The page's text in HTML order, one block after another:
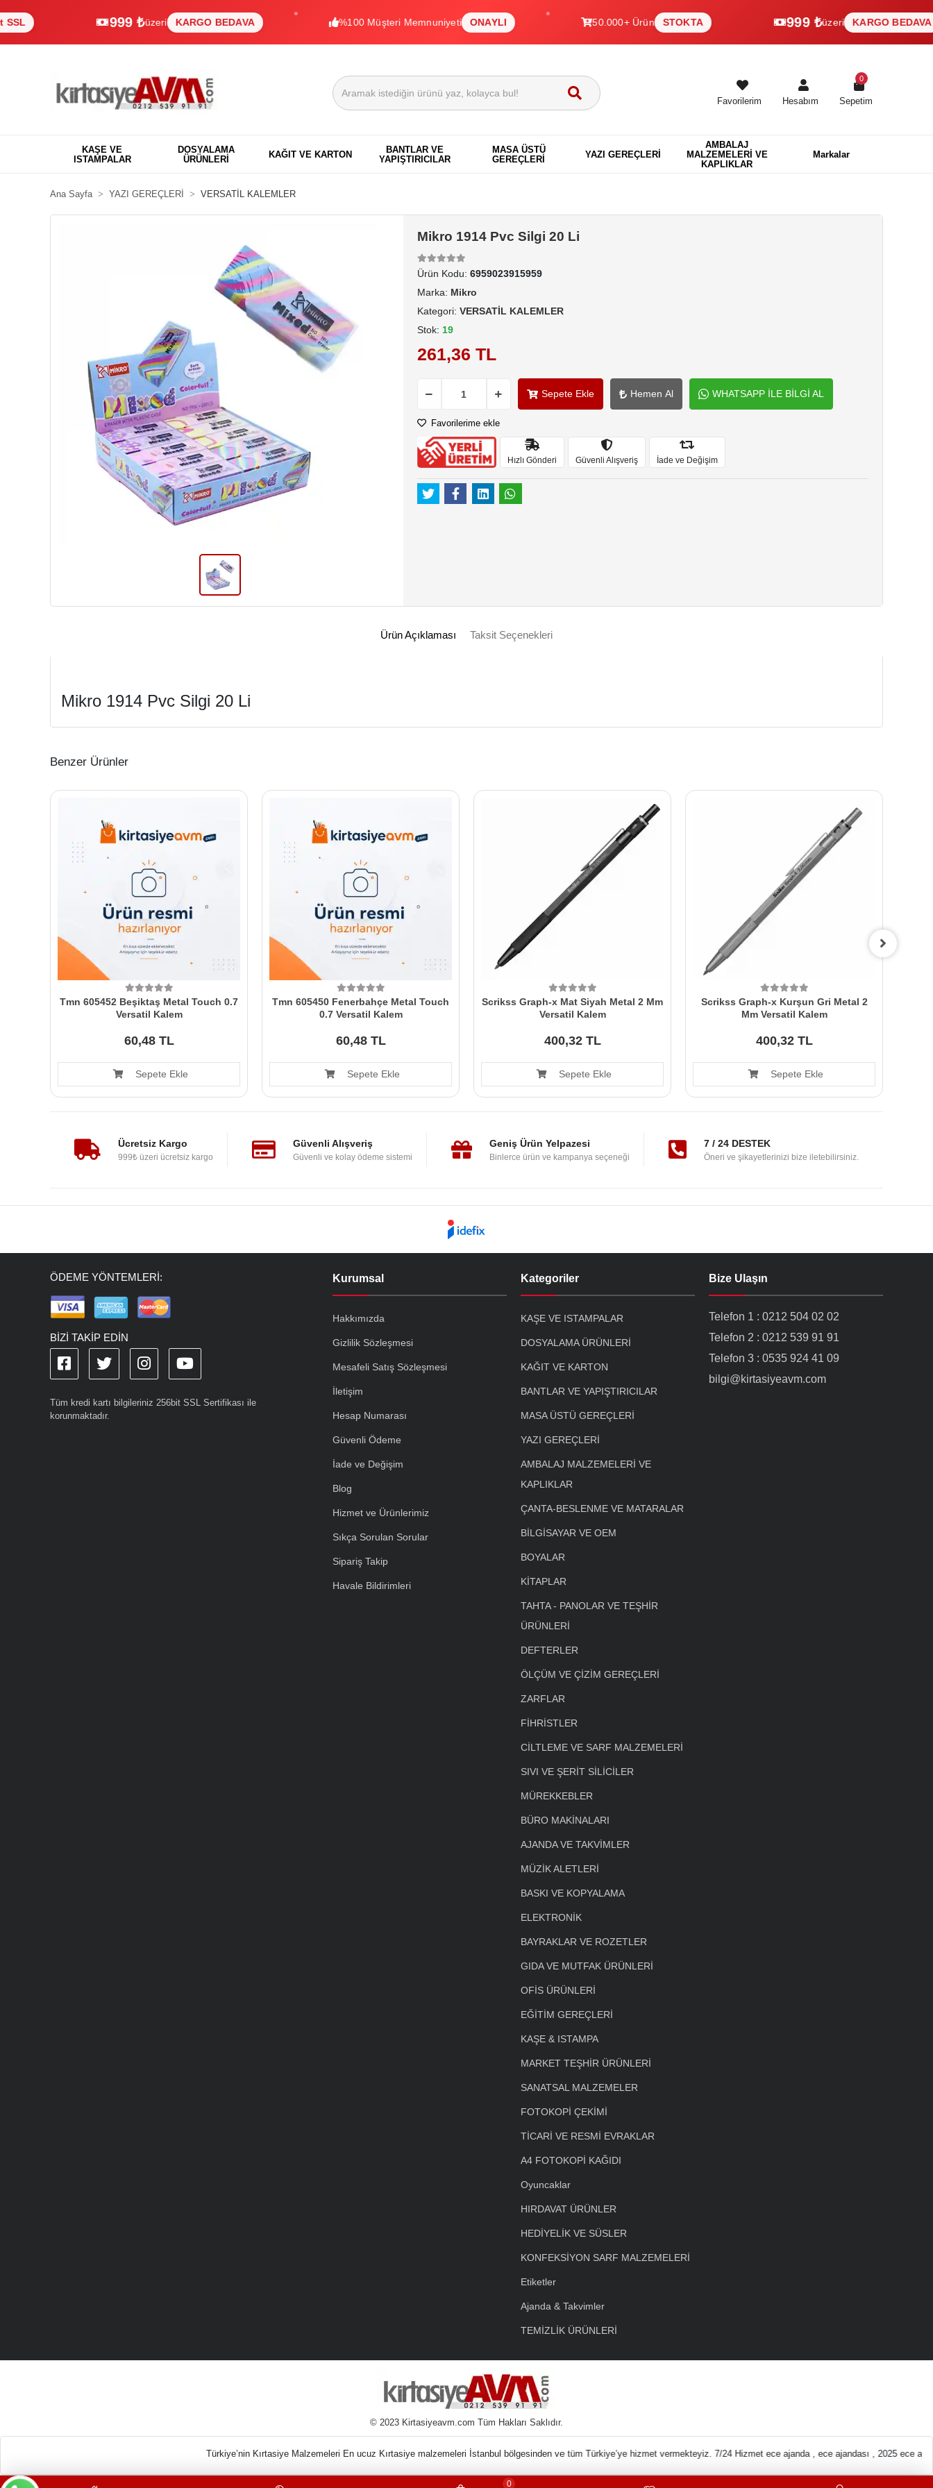
999 ₺üzeri KARGO BEDAVA %100 Müşteri Memnuniyeti ONAYLI 50.000+ Ürün STOKTA 999 ₺üzeri KARGO BEDAVA
Favorilerim Hesabım Sepetim
0
KAŞE VE
ISTAMPALAR
DOSYALAMA
ÜRÜNLERİ
KAĞIT VE KARTON
BANTLAR VE
YAPIŞTIRICILAR
MASA ÜSTÜ
GEREÇLERİ
YAZI GEREÇLERİ
AMBALAJ
MALZEMELERİ VE
KAPLIKLAR
Markalar
Ana Sayfa YAZI GEREÇLERİ VERSATİL KALEMLER
Mikro 1914 Pvc Silgi 20 Li
Ürün Kodu: 6959023915959
Marka: Mikro
Kategori: VERSATİL KALEMLER
Stok: 19
261,36 TL
Sepete Ekle Hemen Al WHATSAPP İLE BİLGİ AL
Favorilerime ekle
Hızlı Gönderi Güvenli Alışveriş İade ve Değişim
Ürün Açıklaması Taksit Seçenekleri
Mikro 1914 Pvc Silgi 20 Li
Benzer Ürünler
Tmn 605452 Beşiktaş Metal Touch 0.7
Versatil Kalem
60,48 TL
Sepete Ekle
Tmn 605450 Fenerbahçe Metal Touch
0.7 Versatil Kalem
60,48 TL
Sepete Ekle
Scrikss Graph-x Mat Siyah Metal 2 Mm
Versatil Kalem
400,32 TL
Sepete Ekle
Scrikss Graph-x Kurşun Gri Metal 2
Mm Versatil Kalem
400,32 TL
Sepete Ekle
Ücretsiz Kargo
999₺ üzeri ücretsiz kargo
Güvenli Alışveriş
Güvenli ve kolay ödeme sistemi
Geniş Ürün Yelpazesi
Binlerce ürün ve kampanya seçeneği
7 / 24 DESTEK
Öneri ve şikayetlerinizi bize iletebilirsiniz.
ÖDEME YÖNTEMLERİ:
BİZİ TAKİP EDİN
Tüm kredi kartı bilgileriniz 256bit SSL Sertifikası ile
korunmaktadır.
Kurumsal
Hakkımızda
Gizlilik Sözleşmesi
Mesafeli Satış Sözleşmesi
İletişim
Hesap Numarası
Güvenli Ödeme
İade ve Değişim
Blog
Hizmet ve Ürünlerimiz
Sıkça Sorulan Sorular
Sipariş Takip
Havale Bildirimleri
Kategoriler
KAŞE VE ISTAMPALAR
DOSYALAMA ÜRÜNLERİ
KAĞIT VE KARTON
BANTLAR VE YAPIŞTIRICILAR
MASA ÜSTÜ GEREÇLERİ
YAZI GEREÇLERİ
AMBALAJ MALZEMELERİ VE
KAPLIKLAR
ÇANTA-BESLENME VE MATARALAR
BİLGİSAYAR VE OEM
BOYALAR
KİTAPLAR
TAHTA - PANOLAR VE TEŞHİR
ÜRÜNLERİ
DEFTERLER
ÖLÇÜM VE ÇİZİM GEREÇLERİ
ZARFLAR
FİHRİSTLER
CİLTLEME VE SARF MALZEMELERİ
SIVI VE ŞERİT SİLİCİLER
MÜREKKEBLER
BÜRO MAKİNALARI
AJANDA VE TAKVİMLER
MÜZİK ALETLERİ
BASKI VE KOPYALAMA
ELEKTRONİK
BAYRAKLAR VE ROZETLER
GIDA VE MUTFAK ÜRÜNLERİ
OFİS ÜRÜNLERİ
EĞİTİM GEREÇLERİ
KAŞE & ISTAMPA
MARKET TEŞHİR ÜRÜNLERİ
SANATSAL MALZEMELER
FOTOKOPİ ÇEKİMİ
TİCARİ VE RESMİ EVRAKLAR
A4 FOTOKOPİ KAĞIDI
Oyuncaklar
HIRDAVAT ÜRÜNLER
HEDİYELİK VE SÜSLER
KONFEKSİYON SARF MALZEMELERİ
Etiketler
Ajanda & Takvimler
TEMİZLİK ÜRÜNLERİ
Bize Ulaşın
Telefon 1 : 0212 504 02 02
Telefon 2 : 0212 539 91 91
Telefon 3 : 0535 924 41 09
bilgi@kirtasiyeavm.com
© 2023 Kirtasiyeavm.com Tüm Hakları Saklıdır.
Türkiye’nin Kırtasiye Malzemeleri En ucuz
0